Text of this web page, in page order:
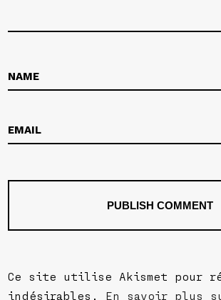
Ce site utilise Akismet pour
indésirables. En savoir plus